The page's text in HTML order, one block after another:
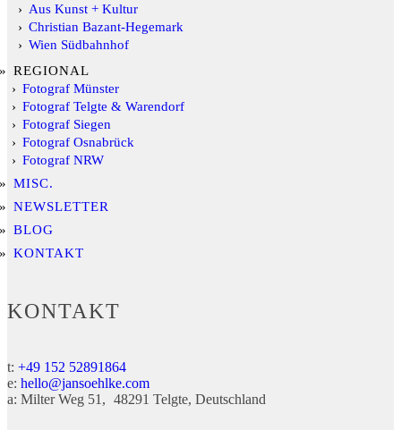
Aus Kunst + Kultur
Christian Bazant-Hegemark
Wien Südbahnhof
REGIONAL
Fotograf Münster
Fotograf Telgte & Warendorf
Fotograf Siegen
Fotograf Osnabrück
Fotograf NRW
MISC.
NEWSLETTER
BLOG
KONTAKT
KONTAKT
t: +49 152 52891864
e: hello@jansoehlke.com
a: Milter Weg 51 48291 Telgte Deutschland